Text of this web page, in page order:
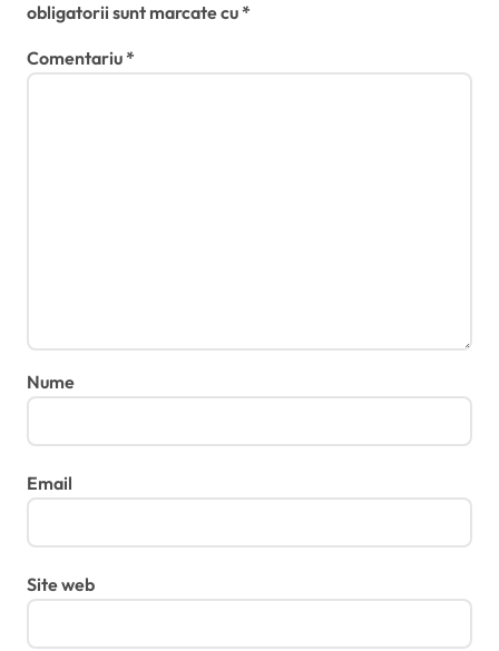
obligatorii sunt marcate cu*
Comentariu*
Nume
Email
Site web